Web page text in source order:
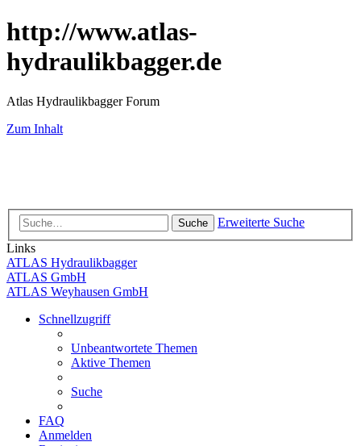
http://www.atlas-
hydraulikbagger.de
Atlas Hydraulikbagger Forum
Zum Inhalt
Suche
Erweiterte Suche
Links
ATLAS Hydraulikbagger
ATLAS GmbH
ATLAS Weyhausen GmbH
Schnellzugriff
Unbeantwortete Themen
Aktive Themen
Suche
FAQ
Anmelden